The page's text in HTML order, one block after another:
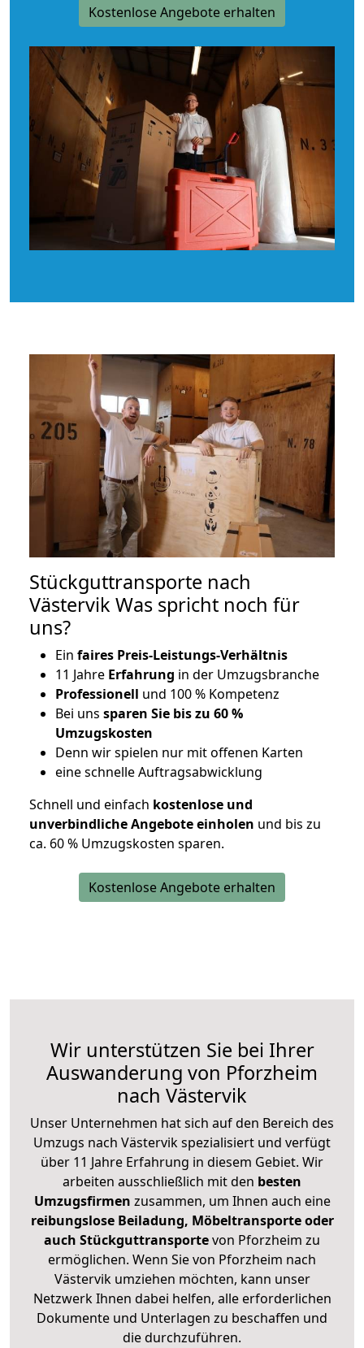
Kostenlose Angebote erhalten
Stückguttransporte nach
Västervik Was spricht noch für
uns?
Ein faires Preis-Leistungs-Verhältnis
11 Jahre Erfahrung in der Umzugsbranche
Professionell und 100 % Kompetenz
Bei uns sparen Sie bis zu 60 %
Umzugskosten
Denn wir spielen nur mit offenen Karten
eine schnelle Auftragsabwicklung
Schnell und einfach kostenlose und
unverbindliche Angebote einholen und bis zu
ca. 60 % Umzugskosten sparen.
Kostenlose Angebote erhalten
Wir unterstützen Sie bei Ihrer
Auswanderung von Pforzheim
nach Västervik
Unser Unternehmen hat sich auf den Bereich des
Umzugs nach Västervik spezialisiert und verfügt
über 11 Jahre Erfahrung in diesem Gebiet. Wir
arbeiten ausschließlich mit den besten
Umzugsfirmen zusammen, um Ihnen auch eine
reibungslose Beiladung, Möbeltransporte oder
auch Stückguttransportevon Pforzheim zu
ermöglichen. Wenn Sie von Pforzheim nach
Västervik umziehen möchten, kann unser
Netzwerk Ihnen dabei helfen, alle erforderlichen
Dokumente und Unterlagen zu beschaffen und
die durchzuführen.